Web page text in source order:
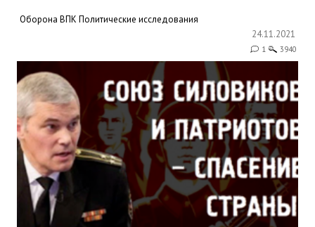
Оборона ВПК Политические исследования
24.11.2021
1 3940